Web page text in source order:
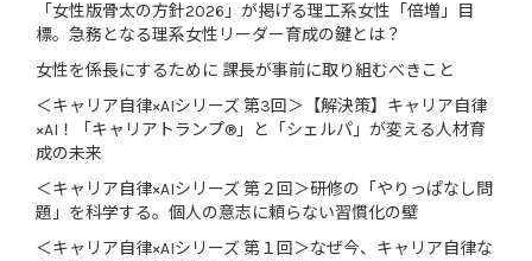
「女性版骨太の方針2026」が掲げる理工系女性「倍増」目
標。急務となる理系女性リーダー育成の鍵とは？
女性を係長にするために 課長が事前に取り組むべきこと
＜キャリア自律×AIシリーズ 第3回＞【解決策】キャリア自律
×AI！「キャリアトランプ®」と「シェルパ」が変える人材育
成の未来
＜キャリア自律×AIシリーズ 第２回＞研修の「やりっぱなし問
題」を科学する。個人の意志に頼らない習慣化の壁
＜キャリア自律×AIシリーズ 第１回＞なぜ今、キャリア自律な